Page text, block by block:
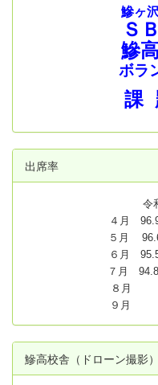
鰺ヶ
Ｓ
鰺
ボラ
課
出席率
令
４月
５月
６月
７月 94.8
８月
９月
鰺高校舎（ドローン撮影）